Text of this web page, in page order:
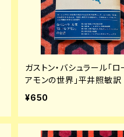
ガストン・バシュラール「ロ
アモンの世界」平井照敏
帯付き 装幀:米村隆 思潮社
¥650